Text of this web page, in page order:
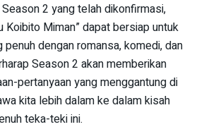
2 yang telah dikonfirmasi,
Koibito Miman” dapat bersiap untuk
penuh dengan romansa, komedi, dan
Season 2 akan memberikan
pertanyaan yang menggantung di
kita lebih dalam ke dalam kisah
teka-teki ini.